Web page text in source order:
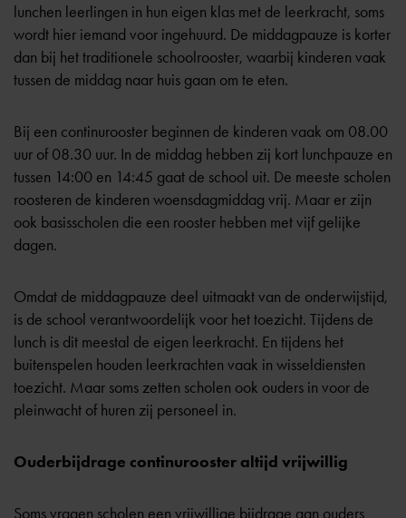
lunchen leerlingen in hun eigen klas met de leerkracht, soms
wordt hier iemand voor ingehuurd. De middagpauze is korter
dan bij het traditionele schoolrooster, waarbij kinderen vaak
tussen de middag naar huis gaan om te eten.
Bij een continurooster beginnen de kinderen vaak om 08.00
uur of 08.30 uur. In de middag hebben zij kort lunchpauze en
tussen 14:00 en 14:45 gaat de school uit. De meeste scholen
roosteren de kinderen woensdagmiddag vrij. Maar er zijn
ook basisscholen die een rooster hebben met vijf gelijke
dagen.
Omdat de middagpauze deel uitmaakt van de onderwijstijd,
is de school verantwoordelijk voor het toezicht. Tijdens de
lunch is dit meestal de eigen leerkracht. En tijdens het
buitenspelen houden leerkrachten vaak in wisseldiensten
toezicht. Maar soms zetten scholen ook ouders in voor de
pleinwacht of huren zij personeel in.
Ouderbijdrage continurooster altijd vrijwillig
Soms vragen scholen een vrijwillige bijdrage aan ouders